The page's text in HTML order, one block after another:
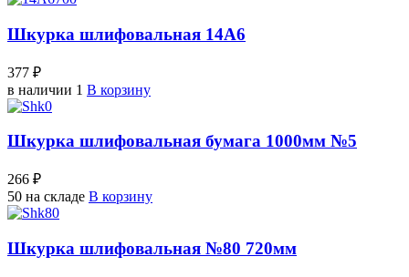
Шкурка шлифовальная 14А6
377 ₽
в наличии 1 В корзину
Шкурка шлифовальная бумага 1000мм №5
266 ₽
50 на складе В корзину
Шкурка шлифовальная №80 720мм